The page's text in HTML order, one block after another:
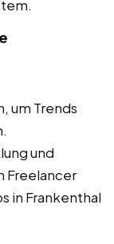
um Trends
und
Freelancer
in Frankenthal